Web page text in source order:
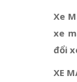
Xe
xe
đổi
XE